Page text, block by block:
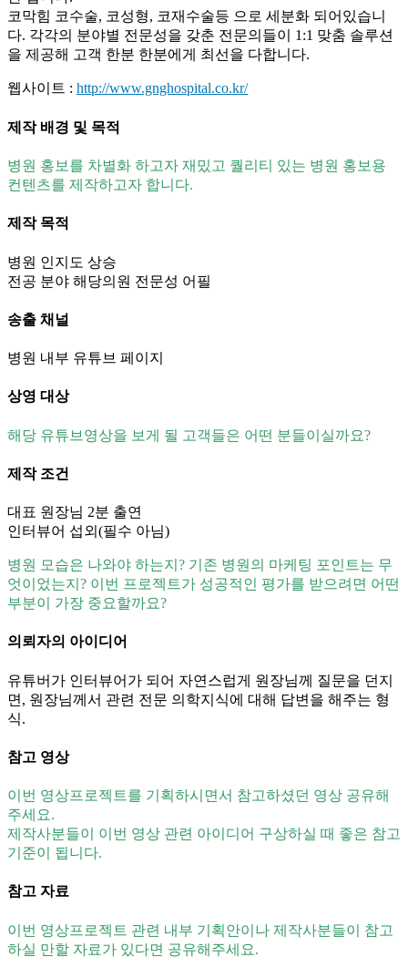
코막힘 코수술, 코성형, 코재수술등 으로 세분화 되어있습니
다. 각각의 분야별 전문성을 갖춘 전문의들이 1:1 맞춤 솔루션
을 제공해 고객 한분 한분에게 최선을 다합니다.
웹사이트 : http://www.gnghospital.co.kr/
제작 배경 및 목적
병원 홍보를 차별화 하고자 재밌고 퀄리티 있는 병원 홍보용
컨텐츠를 제작하고자 합니다.
제작 목적
병원 인지도 상승
전공 분야 해당의원 전문성 어필
송출 채널
병원 내부 유튜브 페이지
상영 대상
해당 유튜브영상을 보게 될 고객들은 어떤 분들이실까요?
제작 조건
대표 원장님 2분 출연
인터뷰어 섭외(필수 아님)
병원 모습은 나와야 하는지? 기존 병원의 마케팅 포인트는 무
엇이었는지? 이번 프로젝트가 성공적인 평가를 받으려면 어떤
부분이 가장 중요할까요?
의뢰자의 아이디어
유튜버가 인터뷰어가 되어 자연스럽게 원장님께 질문을 던지
면, 원장님께서 관련 전문 의학지식에 대해 답변을 해주는 형
식.
참고 영상
이번 영상프로젝트를 기획하시면서 참고하셨던 영상 공유해
주세요.
제작사분들이 이번 영상 관련 아이디어 구상하실 때 좋은 참고
기준이 됩니다.
참고 자료
이번 영상프로젝트 관련 내부 기획안이나 제작사분들이 참고
하실 만할 자료가 있다면 공유해주세요.